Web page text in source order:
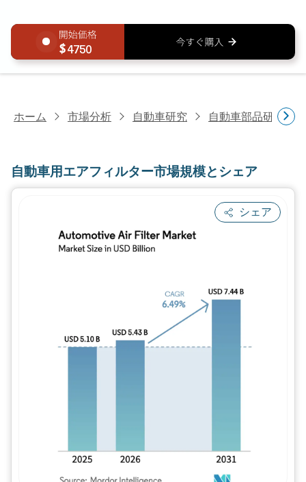
4750
ホーム 市場分析 自動車研究 自動車部品研究
自動車用エアフィルター市場規模とシェア
シェア